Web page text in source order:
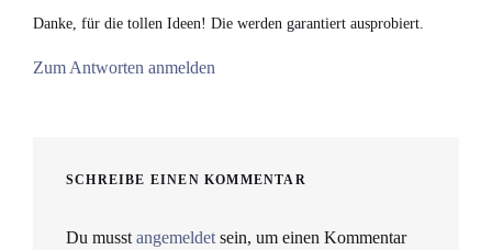
Danke, für die tollen Ideen! Die werden garantiert ausprobiert.
Zum Antworten anmelden
SCHREIBE EINEN KOMMENTAR
Du musstangemeldetsein, um einen Kommentar